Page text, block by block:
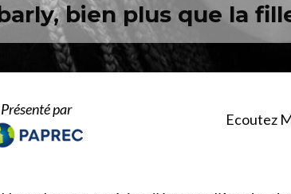
bien plus que la
Présenté par
Ecoutez